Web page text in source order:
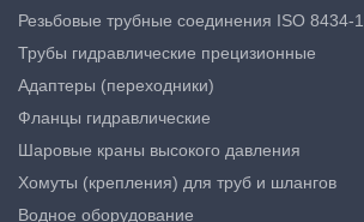
Резьбовые трубные соединения ISO 8434-1
Трубы гидравлические прецизионные
Адаптеры (переходники)
Фланцы гидравлические
Шаровые краны высокого давления
Хомуты (крепления) для труб и шлангов
Водное оборудование